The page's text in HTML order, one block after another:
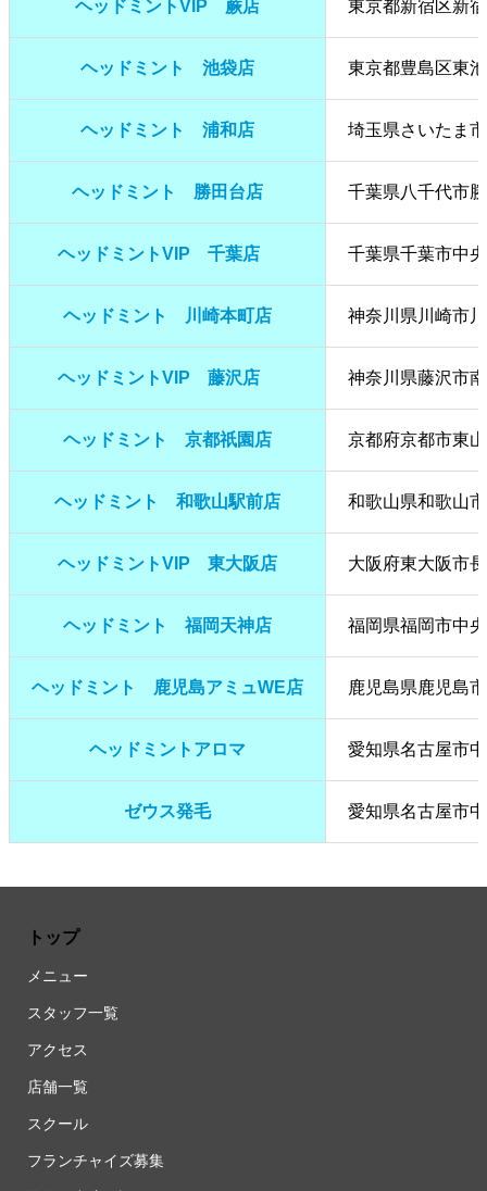
ヘッドミントVIP 蕨店 東京都新宿区新
ヘッドミント 池袋店 東京都豊島区東
ヘッドミント 浦和店 埼玉県さいたま
ヘッドミント 勝田台店 千葉県八千代市
ヘッドミントVIP 千葉店 千葉県千葉市中
ヘッドミント 川崎本町店 神奈川県川崎市
ヘッドミントVIP 藤沢店 神奈川県藤沢市
ヘッドミント 京都祇園店 京都府京都市東
ヘッドミント 和歌山駅前店 和歌山県和歌山
ヘッドミントVIP 東大阪店 大阪府東大阪市
ヘッドミント 福岡天神店 福岡県福岡市中
ヘッドミント 鹿児島アミュWE店 鹿児島県鹿児島
ヘッドミントアロマ 愛知県名古屋市
ゼウス発毛 愛知県名古屋市
トップ
メニュー
スタッフ一覧
アクセス
店舗一覧
スクール
フランチャイズ募集